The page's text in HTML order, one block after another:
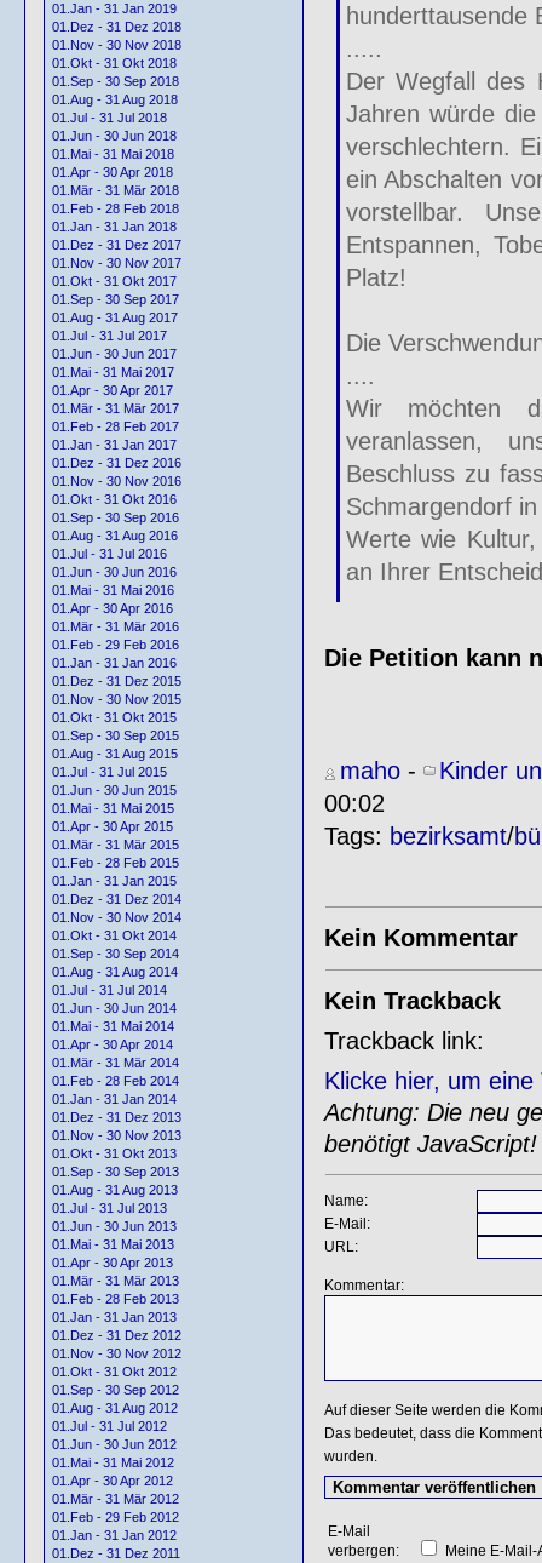
01.Jan - 31 Jan 2019
01.Dez - 31 Dez 2018
01.Nov - 30 Nov 2018
01.Okt - 31 Okt 2018
01.Sep - 30 Sep 2018
01.Aug - 31 Aug 2018
01.Jul - 31 Jul 2018
01.Jun - 30 Jun 2018
01.Mai - 31 Mai 2018
01.Apr - 30 Apr 2018
01.Mär - 31 Mär 2018
01.Feb - 28 Feb 2018
01.Jan - 31 Jan 2018
01.Dez - 31 Dez 2017
01.Nov - 30 Nov 2017
01.Okt - 31 Okt 2017
01.Sep - 30 Sep 2017
01.Aug - 31 Aug 2017
01.Jul - 31 Jul 2017
01.Jun - 30 Jun 2017
01.Mai - 31 Mai 2017
01.Apr - 30 Apr 2017
01.Mär - 31 Mär 2017
01.Feb - 28 Feb 2017
01.Jan - 31 Jan 2017
01.Dez - 31 Dez 2016
01.Nov - 30 Nov 2016
01.Okt - 31 Okt 2016
01.Sep - 30 Sep 2016
01.Aug - 31 Aug 2016
01.Jul - 31 Jul 2016
01.Jun - 30 Jun 2016
01.Mai - 31 Mai 2016
01.Apr - 30 Apr 2016
01.Mär - 31 Mär 2016
01.Feb - 29 Feb 2016
01.Jan - 31 Jan 2016
01.Dez - 31 Dez 2015
01.Nov - 30 Nov 2015
01.Okt - 31 Okt 2015
01.Sep - 30 Sep 2015
01.Aug - 31 Aug 2015
01.Jul - 31 Jul 2015
01.Jun - 30 Jun 2015
01.Mai - 31 Mai 2015
01.Apr - 30 Apr 2015
01.Mär - 31 Mär 2015
01.Feb - 28 Feb 2015
01.Jan - 31 Jan 2015
01.Dez - 31 Dez 2014
01.Nov - 30 Nov 2014
01.Okt - 31 Okt 2014
01.Sep - 30 Sep 2014
01.Aug - 31 Aug 2014
01.Jul - 31 Jul 2014
01.Jun - 30 Jun 2014
01.Mai - 31 Mai 2014
01.Apr - 30 Apr 2014
01.Mär - 31 Mär 2014
01.Feb - 28 Feb 2014
01.Jan - 31 Jan 2014
01.Dez - 31 Dez 2013
01.Nov - 30 Nov 2013
01.Okt - 31 Okt 2013
01.Sep - 30 Sep 2013
01.Aug - 31 Aug 2013
01.Jul - 31 Jul 2013
01.Jun - 30 Jun 2013
01.Mai - 31 Mai 2013
01.Apr - 30 Apr 2013
01.Mär - 31 Mär 2013
01.Feb - 28 Feb 2013
01.Jan - 31 Jan 2013
01.Dez - 31 Dez 2012
01.Nov - 30 Nov 2012
01.Okt - 31 Okt 2012
01.Sep - 30 Sep 2012
01.Aug - 31 Aug 2012
01.Jul - 31 Jul 2012
01.Jun - 30 Jun 2012
01.Mai - 31 Mai 2012
01.Apr - 30 Apr 2012
01.Mär - 31 Mär 2012
01.Feb - 29 Feb 2012
01.Jan - 31 Jan 2012
01.Dez - 31 Dez 2011
hunderttausende
.....
Der Wegfall des
Jahren würde
verschlechtern.
ein Abschalten
vorstellbar.
Entspannen,
Platz!
Die
....
Wir möchten
veranlassen,
Beschluss zu
Schmargendorf
Werte wie
an Ihrer
Die Petition kann
maho-
Kinder
00:02
Tags: bezirksamt/
Kein Kommentar
Kein Trackback
Trackback link:
Klicke hier, um
Achtung: Die neu
benötigt JavaScript!
Name:
E-Mail:
URL:
Kommentar:
Auf dieser Seite werden die
Das bedeutet, dass die
wurden.
E-Mail
verbergen:
Meine E-